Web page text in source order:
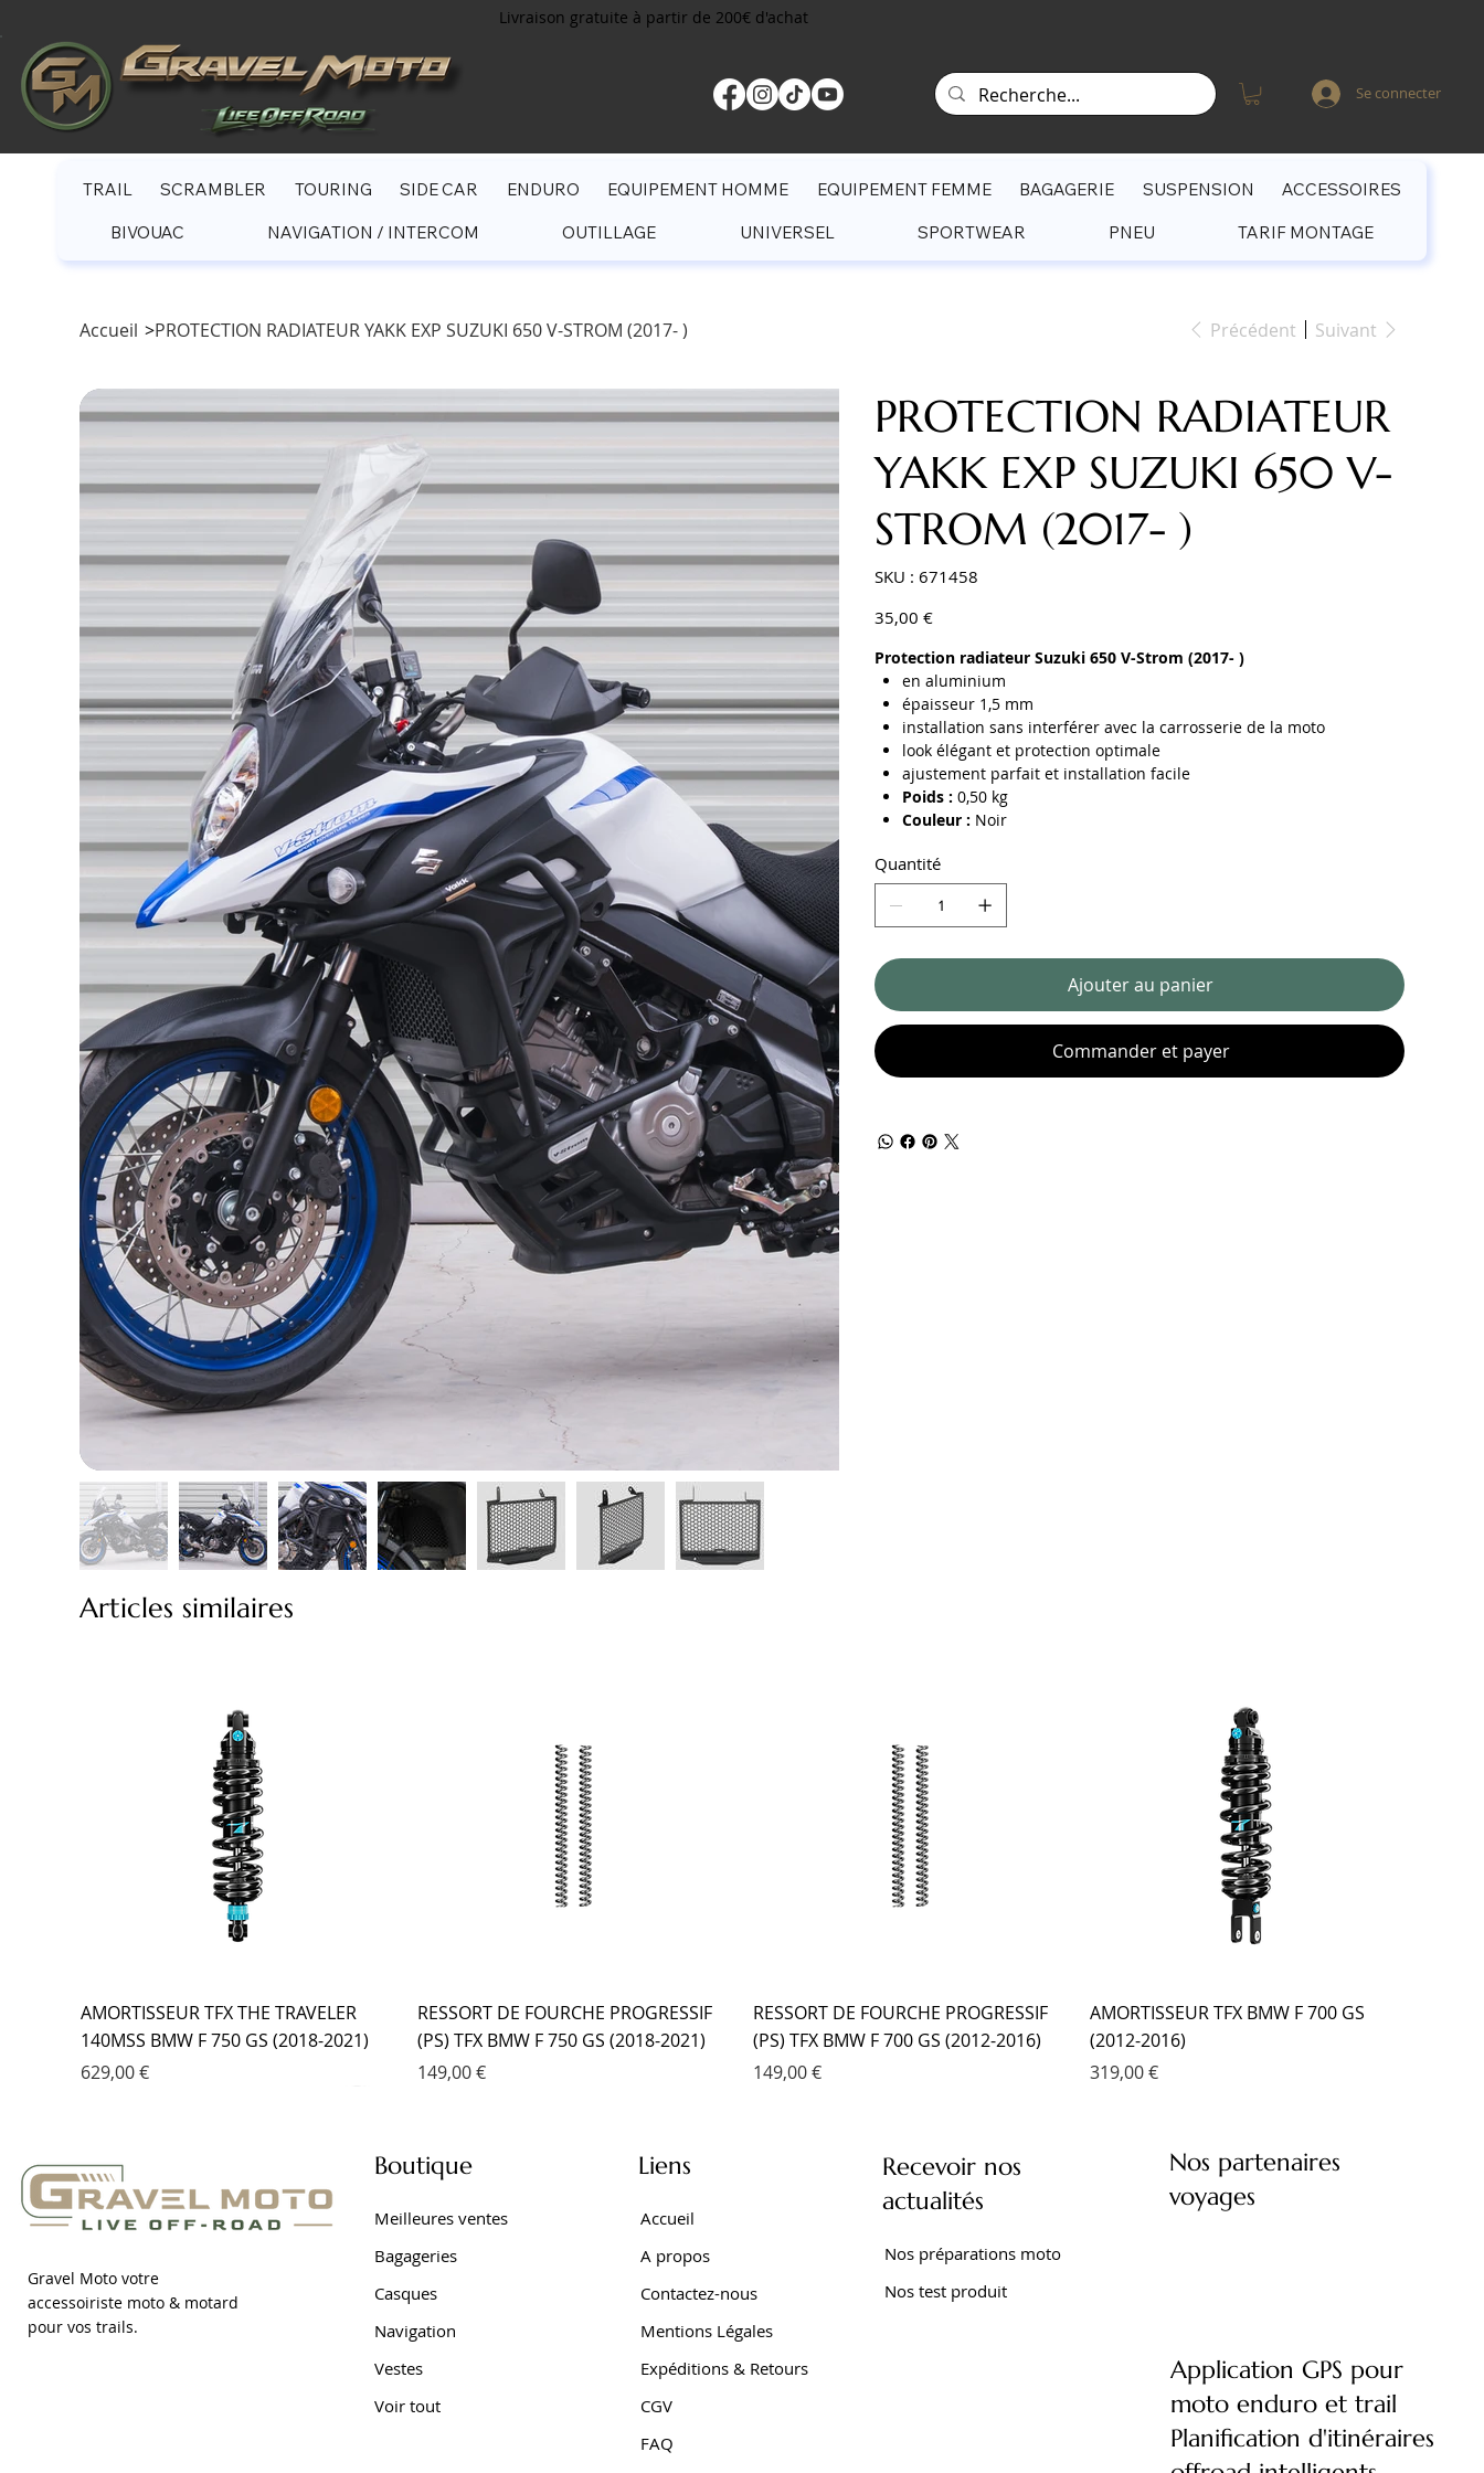
Livraison gratuite à partir de 200€ d'achat
Se connecter
Accueil >PROTECTION RADIATEUR YAKK EXP SUZUKI 650 V-STROM (2017- ) Précédent Suivant
PROTECTION RADIATEUR
YAKK EXP SUZUKI 650 V-
STROM (2017- )
SKU :
SKU
671458
671458
35,00 €
Protection radiateur Suzuki 650 V-Strom (2017- )
en aluminium
épaisseur 1,5 mm
installation sans interférer avec la carrosserie de la moto
look élégant et protection optimale
ajustement parfait et installation facile
Poids : 0,50 kg
Couleur : Noir
Quantité
Ajouter au panier
Commander et payer
Articles similaires
AMORTISSEUR TFX THE TRAVELER
140MSS BMW F 750 GS (2018-2021)
Prix
629,00 €
RESSORT DE FOURCHE PROGRESSIF
(PS) TFX BMW F 750 GS (2018-2021)
Prix
149,00 €
RESSORT DE FOURCHE PROGRESSIF
(PS) TFX BMW F 700 GS (2012-2016)
Prix
149,00 €
AMORTISSEUR TFX BMW F 700 GS
(2012-2016)
Prix
319,00 €
FOURCHE EMC KIT CARTOUCHE
YAMAHA TRACER 9 (2021- )
YAMAHA XTZ 750 SUPER TENERE
AMORTISSEUR EMC YAMAHA XTZ 660
TENERE (2008-2016)
AMORTISSEUR EMC YAMAHA TENERE
TRAIL SCRAMBLER TOURING SIDE CAR ENDURO EQUIPEMENT HOMME EQUIPEMENT FEMME BAGAGERIE SUSPENSION ACCESSOIRES
BIVOUAC NAVIGATION / INTERCOM OUTILLAGE UNIVERSEL SPORTWEAR PNEU TARIF MONTAGE
Gravel Moto votre
accessoiriste moto & motard
pour vos trails.
Boutique
Meilleures ventes
Bagageries
Casques
Navigation
Vestes
Voir tout
Liens
Accueil
A propos
Contactez-nous
Mentions Légales
Expéditions & Retours
CGV
FAQ
Recevoir nos
actualités
Nos préparations moto
Nos test produit
Nos partenaires
voyages
Application GPS pour
moto enduro et trail
Planification d'itinéraires